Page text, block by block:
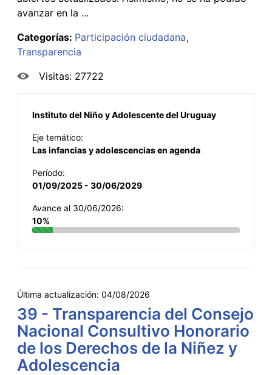
avanzar en la ...
Categorías: Participación ciudadana
Transparencia
Visitas: 27722
Instituto del Niño y Adolescente del Uruguay
Eje temático:
Las infancias y adolescencias en agenda
Período:
01/09/2025 - 30/06/2029
Avance al 30/06/2026:
10%
Última actualización: 04/08/2026
39 - Transparencia del Consejo
Nacional Consultivo Honorario
de los Derechos de la Niñez y
Adolescencia